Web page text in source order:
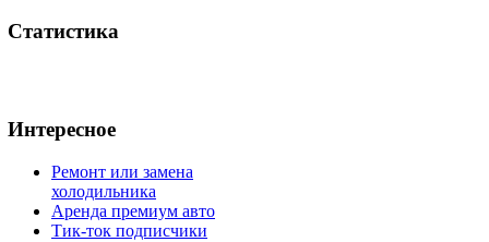
Статистика
Интересное
Ремонт или замена
холодильника
Аренда премиум авто
Тик-ток подписчики